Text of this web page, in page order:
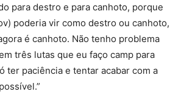
para destro e para canhoto, porque
poderia vir como destro ou canhoto,
é canhoto. Não tenho problema
três lutas que eu faço camp para
ter paciência e tentar acabar com a